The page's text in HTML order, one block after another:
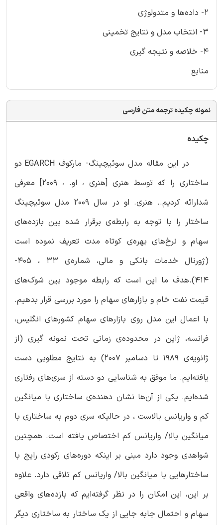
2- داده‌ها و متدولوژی
3- انتخاب مدل و نتایج تخمینی
4- خلاصه و نتیجه گیری
منابع
نمونه چکیده ترجمه متن فارسی
چکیده
در این مقاله مدل سوئیچینگ- مارکوف EGARCH دو
ساختاری را که توسط هنری [هنری ، او. ، 2009] معرفی
شدارائه کردیم.. هنری. او در سال 2009 مدل سوئیچینگ
ساختار را با توجه به رابطه‌ی برقرار شده بین بازده‌های
سهام و نرخ‌های بهره‌ی کوتاه مدت تعریف نموده است
(ژورنال خدمات بانکی و مالی، شماره‌ی 33 ، 405-
414).هدف ما این است که رابطه موجود بین شوک‌های
قیمت نفت خام و بازارهای سهام را مورد بررسی قرار بدهیم.
با اعمال این مدل روی بازارهای سهام کشورهای انگلیس،
فرانسه، ژاپن در محدوده‌ی زمانی تحت نمونه گیری (از
ژانویه‌ی 1989 تا دسامبر 2007) به نتایج مطلوبی دست
یافته‌ایم. ما موفق به شناسایی دو دسته از سری‌های رفتاری
شده‌ایم. یکی از آن‌ها نشان دهنده‌ی ساختاری با میانگین
کم و واریانس بالاست ، در حالیکه سری دوم به ساختاری با
میانگین بالا/ واریانس کم اختصاص یافته است. همچنین
شواهدی وجود دارد مبنی بر اینکه دوره‌های رکودی رایج با
ساختارهایی با میانگین بالا/ واریانس کم تلاقی دارد. علاوه
بر این، این امکان را در نظر گرفته‌ایم که بازده‌های واقعی
سهام و احتمال جابه جایی از یک ساختار به ساختاری دیگر